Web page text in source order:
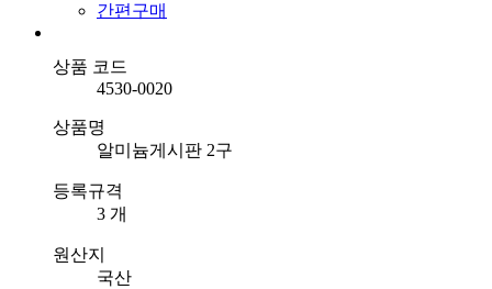
간편구매
상품 코드
4530-0020
상품명
알미늄게시판 2구
등록규격
3 개
원산지
국산